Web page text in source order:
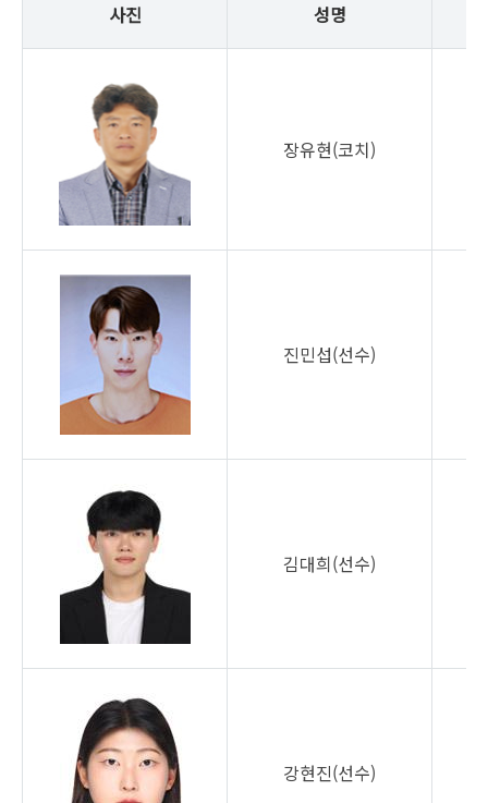
사진 성명
장유현(코치)
진민섭(선수)
김대희(선수)
강현진(선수)